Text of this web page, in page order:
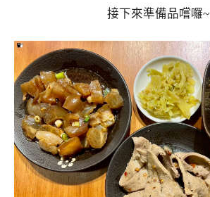
接下來準備品嚐囉~